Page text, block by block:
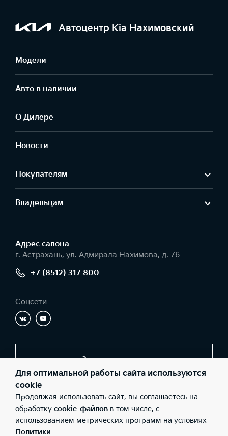
Автоцентр Kia Нахимовский
Модели
Авто в наличии
О Дилере
Новости
Покупателям
Владельцам
Адрес салонa
г. Астрахань, ул. Адмирала Нахимова, д. 76
+7 (8512) 317 800
Соцсети
Заказать звонок
© 2026 Юридические лица ООО «Молоток Авто» (Фактический
адрес: г. Астрахань, ул. Адмирала Нахимова, д. 76; Телефон: +7
(8512) 317 800; ИНН: 3016066443; ОГРН: 1113016002648), ООО
«Киа Россия и СНГ» (Фактический адрес: г.Москва, Валовая 26;
Телефон: 8 800 301 08 80; ИНН: 7728674093; ОГРН:
Для оптимальной работы сайта используются
cookie
Продолжая использовать сайт, вы соглашаетесь на
обработку cookie-файлов в том числе, с
использованием метрических программ на условиях
Политики